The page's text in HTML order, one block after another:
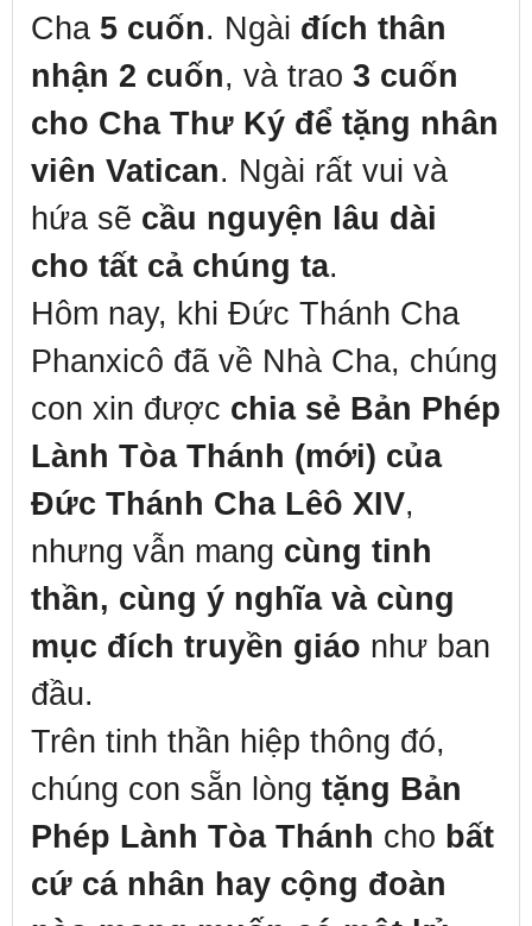
Cha 5 cuốn. Ngài đích thân
nhận 2 cuốn, và trao 3 cuốn
cho Cha Thư Ký để tặng nhân
viên Vatican. Ngài rất vui và
hứa sẽ cầu nguyện lâu dài
cho tất cả chúng ta.
Hôm nay, khi Đức Thánh Cha
Phanxicô đã về Nhà Cha, chúng
con xin được chia sẻ Bản Phép
Lành Tòa Thánh (mới) của
Đức Thánh Cha Lêô XIV,
nhưng vẫn mang cùng tinh
thần, cùng ý nghĩa và cùng
mục đích truyền giáo như ban
đầu.
Trên tinh thần hiệp thông đó,
chúng con sẵn lòng tặng Bản
Phép Lành Tòa Thánh cho bất
cứ cá nhân hay cộng đoàn